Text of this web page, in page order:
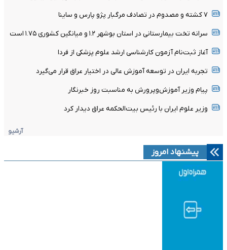
۷ کشته و مصدوم در تصادف مرگبار پژو پارس و ساینا
سرانه تخت بیمارستانی در استان بوشهر ۱.۲ و میانگین کشوری ۱.۷۵ است
آغاز ثبت‌نام‌ آزمون کارشناسی ارشد علوم پزشکی از فردا
تجربه ایران در توسعه آموزش عالی در اختیار عراق قرار می‌گیرد
پیام وزیر آموزش‌وپرورش به مناسبت روز خبرنگار
وزیر علوم ایران با رئیس بیت‌الحکمه عراق دیدار کرد
آرشیو
پیشنهاد امروز